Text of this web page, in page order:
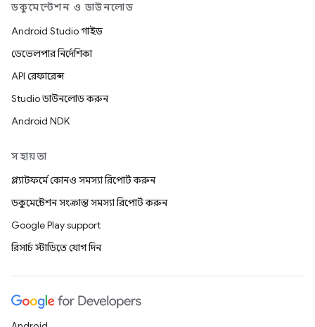
ডকুমেন্টেশন ও ডাউনলোড
Android Studio গাইড
ডেভেলপার নির্দেশিকা
API রেফারেন্স
Studio ডাউনলোড করুন
Android NDK
সহায়তা
প্ল্যাটফর্মে কোনও সমস্যা রিপোর্ট করুন
ডকুমেন্টেশন সংক্রান্ত সমস্যা রিপোর্ট করুন
Google Play support
রিসার্চ স্টাডিতে যোগ দিন